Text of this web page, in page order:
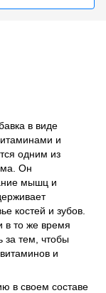
в виде
и
одним из
Он
мышц и
костей и зубов.
в то же время
за тем, чтобы
и
в своем составе